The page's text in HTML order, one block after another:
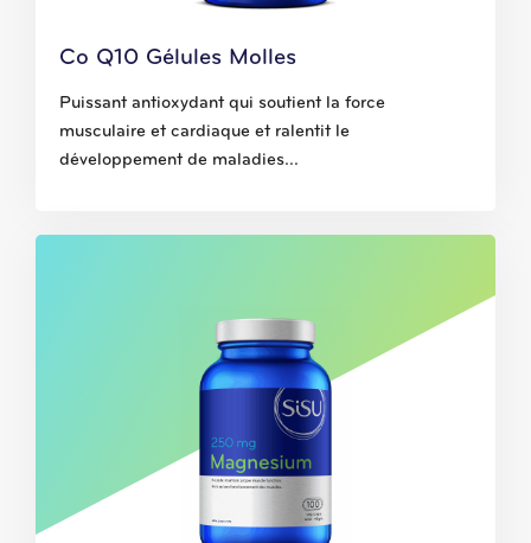
Co Q10 Gélules Molles
Puissant antioxydant qui soutient la force
musculaire et cardiaque et ralentit le
développement de maladies...